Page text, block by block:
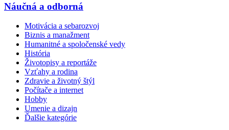
Náučná a odborná
Motivácia a sebarozvoj
Biznis a manažment
Humanitné a spoločenské vedy
História
Životopisy a reportáže
Vzťahy a rodina
Zdravie a životný štýl
Počítače a internet
Hobby
Umenie a dizajn
Ďalšie kategórie